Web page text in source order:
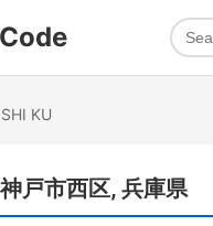
KU
戸市西区, 兵庫県